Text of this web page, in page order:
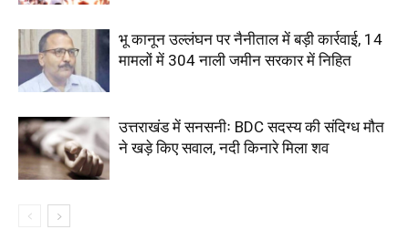
भू कानून उल्लंघन पर नैनीताल में बड़ी कार्रवाई, 14
मामलों में 304 नाली जमीन सरकार में निहित
उत्तराखंड में सनसनीः BDC सदस्य की संदिग्ध मौत
ने खड़े किए सवाल, नदी किनारे मिला शव